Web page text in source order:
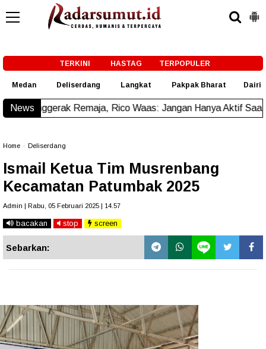
TERKINI HASTAG TERPOPULER
Medan Deliserdang Langkat Pakpak Bharat Dairi
News Rico Waas: Jangan Hanya Aktif Saat Ada Acara
Home Deliserdang
Ismail Ketua Tim Musrenbang
Kecamatan Patumbak 2025
Admin | Rabu, 05 Februari 2025 | 14.57
bacakan stop screen
Sebarkan: